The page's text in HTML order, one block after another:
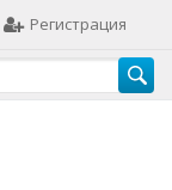
Регистрация